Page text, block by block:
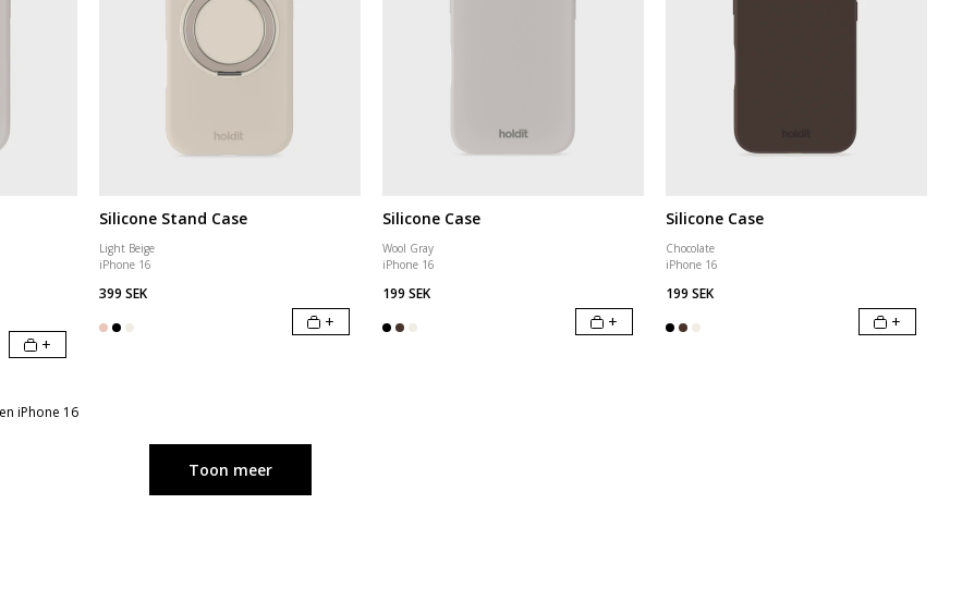
+
Silicone Stand Case
Light Beige
iPhone 16
399 SEK
+
Silicone Case
Wool Gray
iPhone 16
199 SEK
+
Silicone Case
Chocolate
iPhone 16
199 SEK
+
iPhone 16
Toon meer